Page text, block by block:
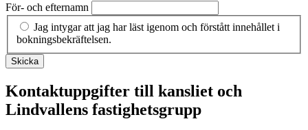
För- och efternamn
Jag intygar att jag har läst igenom och förstått innehållet i
bokningsbekräftelsen.
Skicka
Kontaktuppgifter till kansliet och
Lindvallens fastighetsgrupp